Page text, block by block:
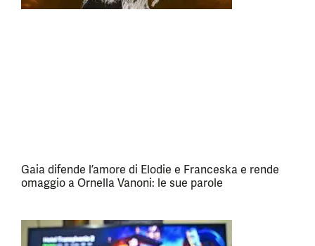
Gaia difende l’amore di Elodie e Franceska e rende
omaggio a Ornella Vanoni: le sue parole